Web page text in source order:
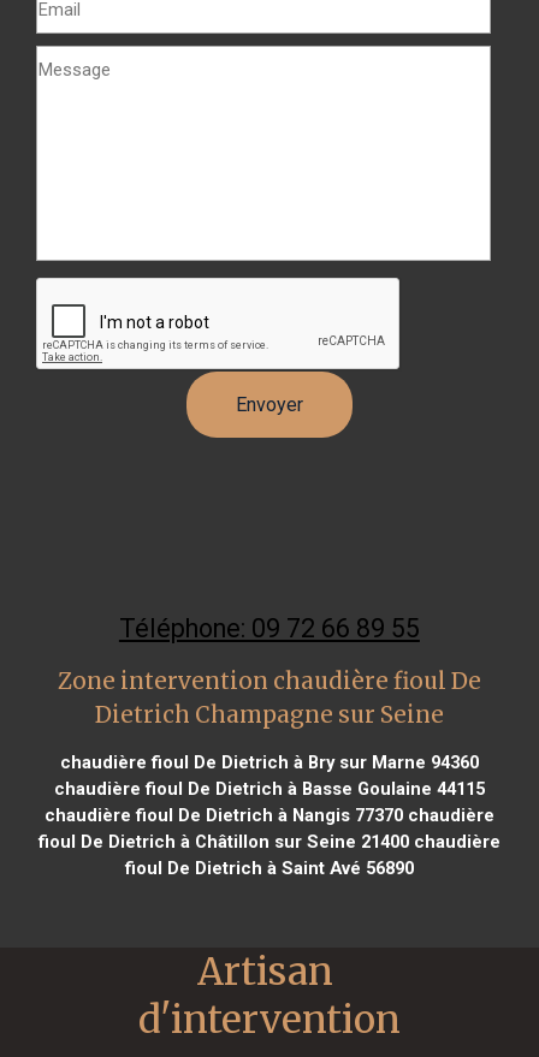
Téléphone: 09 72 66 89 55
Zone intervention chaudière fioul De
Dietrich Champagne sur Seine
chaudière fioul De Dietrich à Bry sur Marne 94360
chaudière fioul De Dietrich à Basse Goulaine 44115
chaudière fioul De Dietrich à Nangis 77370chaudière
fioul De Dietrich à Châtillon sur Seine 21400chaudière
fioul De Dietrich à Saint Avé 56890
Artisan
d'intervention